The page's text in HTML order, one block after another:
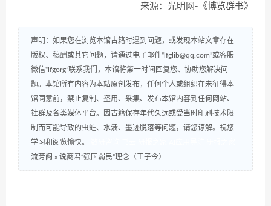
来源：光明网-《博览群书》
声明：如果您在浏览本馆古籍时遇到问题，或发现本站文章存在
版权、稿酬或其它问题，请通过电子邮件“lfglib@qq.com”或客服
微信“lfgorg”联系我们，本馆将第一时间回复您、协助您解决问
题。本馆所有内容为本站原创发布，任何个人或组织在未征得本
馆同意前，禁止复制、盗用、采集、发布本馆内容到任何网站、
社群及各类媒体平台。因古籍保存年代久远或受当时印刷技术限
制而可能导致的虫蛀、水渍、墨迹脱落等问题，请您谅解。祝您
学习和阅览愉快。
流芳阁 » 说商君“强国弱民”理念（王子今）